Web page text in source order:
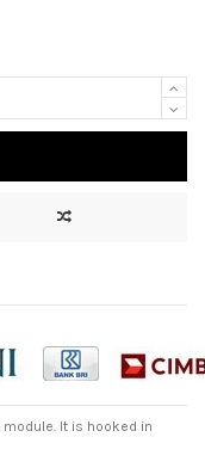
module. It is hooked in